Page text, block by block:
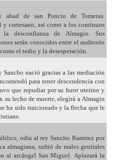
de san Poncio de Tomeras.
cortesano, así como a los continuos
desconfianza de Almagio. Sus
serán conocidos entre el auditorio
el tedio y la desesperación.
nació gracias a las mediación
para tener descendencia con
que repudiar por su furor uterino y
su lecho de muerte, elegirá a Almagio
ha sido traicionado y la flecha que le
odia al rey Sancho Ramírez por
almagiana, sufrió de males genitales
al arcángel San Miguel. Aplazará la